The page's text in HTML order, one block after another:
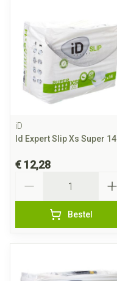
iD
Id Expert Slip Xs Super 14
€ 12,28
Bestel